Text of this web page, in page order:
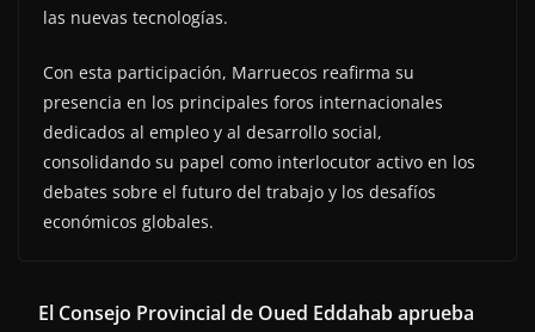
las nuevas tecnologías.
Con esta participación, Marruecos reafirma su
presencia en los principales foros internacionales
dedicados al empleo y al desarrollo social,
consolidando su papel como interlocutor activo en los
debates sobre el futuro del trabajo y los desafíos
económicos globales.
El Consejo Provincial de Oued Eddahab aprueba